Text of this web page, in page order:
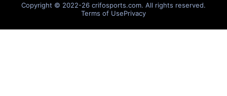
Copyright © 2022-26 crifosports.com. All rights reserved.
Terms of UsePrivacy